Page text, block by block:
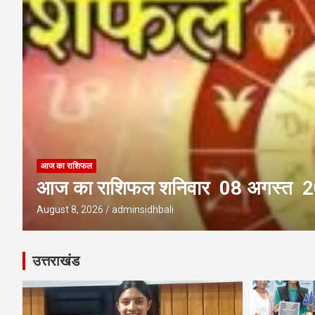
आज का राशिफल
आज का राशिफल शुक्रवार 07 अगस्त
August 7, 2026 adminsidhbali
उत्तराखंड